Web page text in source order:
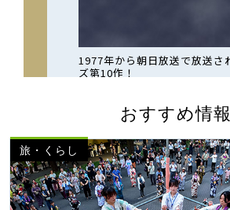
おすすめ情報
旅・くらし